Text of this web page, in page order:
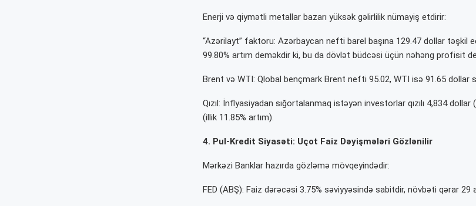
Enerji və qiymətli metallar bazarı yüksək gəlirlilik nümayiş etdirir:
“Azərilayt” faktoru: Azərbaycan nefti barel başına 129.47 dollar təşkil
99.80% artım deməkdir ki, bu da dövlət büdcəsi üçün nəhəng profisit
Brent və WTI: Qlobal bençmark Brent nefti 95.02, WTI isə 91.65 dollar
Qızıl: İnflyasiyadan sığortalanmaq istəyən investorlar qızılı 4,834 dollar
(illik 11.85% artım).
4. Pul-Kredit Siyasəti: Uçot Faiz Dəyişmələri Gözlənilir
Mərkəzi Banklar hazırda gözləmə mövqeyindədir:
FED (ABŞ): Faiz dərəcəsi 3.75% səviyyəsində sabitdir, növbəti qərar 29